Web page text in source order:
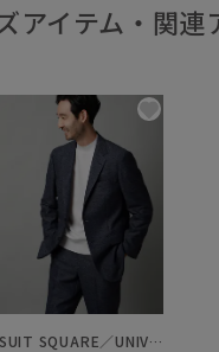
アイテム・関連
SUIT SQUARE／UNIVERSAL LANGUAGE